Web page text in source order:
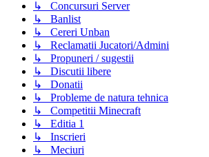
↳ Concursuri Server
↳ Banlist
↳ Cereri Unban
↳ Reclamatii Jucatori/Admini
↳ Propuneri / sugestii
↳ Discutii libere
↳ Donatii
↳ Probleme de natura tehnica
↳ Competitii Minecraft
↳ Editia 1
↳ Inscrieri
↳ Meciuri